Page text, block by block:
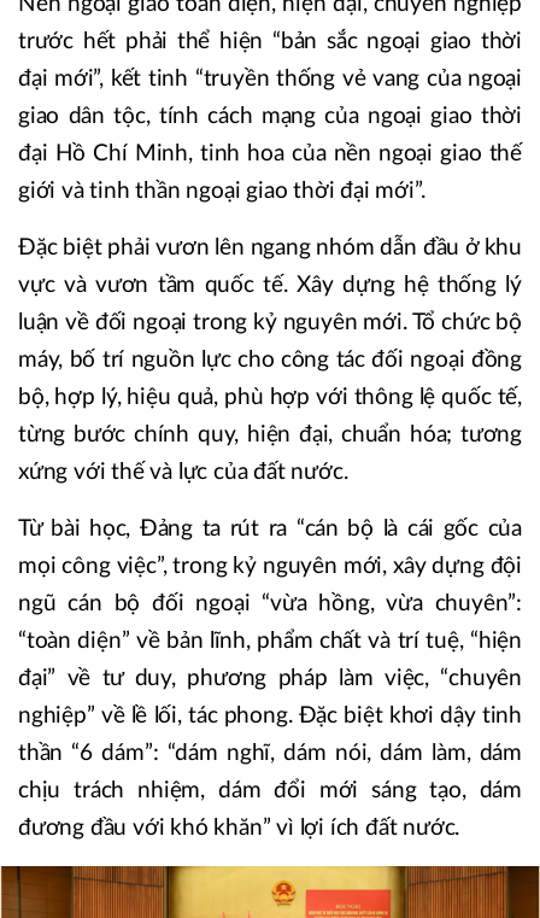
trước hết phải thể hiện “bản sắc ngoại giao thời
đại mới”, kết tinh “truyền thống vẻ vang của ngoại
giao dân tộc, tính cách mạng của ngoại giao thời
đại Hồ Chí Minh, tinh hoa của nền ngoại giao thế
giới và tinh thần ngoại giao thời đại mới”.
Đặc biệt phải vươn lên ngang nhóm dẫn đầu ở khu
vực và vươn tầm quốc tế. Xây dựng hệ thống lý
luận về đối ngoại trong kỷ nguyên mới. Tổ chức bộ
máy, bố trí nguồn lực cho công tác đối ngoại đồng
bộ, hợp lý, hiệu quả, phù hợp với thông lệ quốc tế,
từng bước chính quy, hiện đại, chuẩn hóa; tương
xứng với thế và lực của đất nước.
Từ bài học, Đảng ta rút ra “cán bộ là cái gốc của
mọi công việc”, trong kỷ nguyên mới, xây dựng đội
ngũ cán bộ đối ngoại “vừa hồng, vừa chuyên”:
“toàn diện” về bản lĩnh, phẩm chất và trí tuệ, “hiện
đại” về tư duy, phương pháp làm việc, “chuyên
nghiệp” về lề lối, tác phong. Đặc biệt khơi dậy tinh
thần “6 dám”: “dám nghĩ, dám nói, dám làm, dám
chịu trách nhiệm, dám đổi mới sáng tạo, dám
đương đầu với khó khăn” vì lợi ích đất nước.